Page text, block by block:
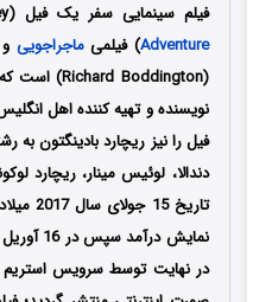
فیلم سینمایی سفر یک فیل (An Elephant’s Journey) با عنوان اصلی (
Adventure) فیلمیماجراجویی
نویسنده و تهیه کننده اهل
فیل را نیز ریچارد بادینگتون به
دندالا، لوئیس مینار، ریچارد